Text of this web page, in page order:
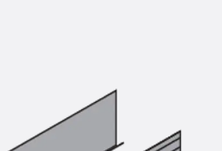
K, gelocht
gezahnt